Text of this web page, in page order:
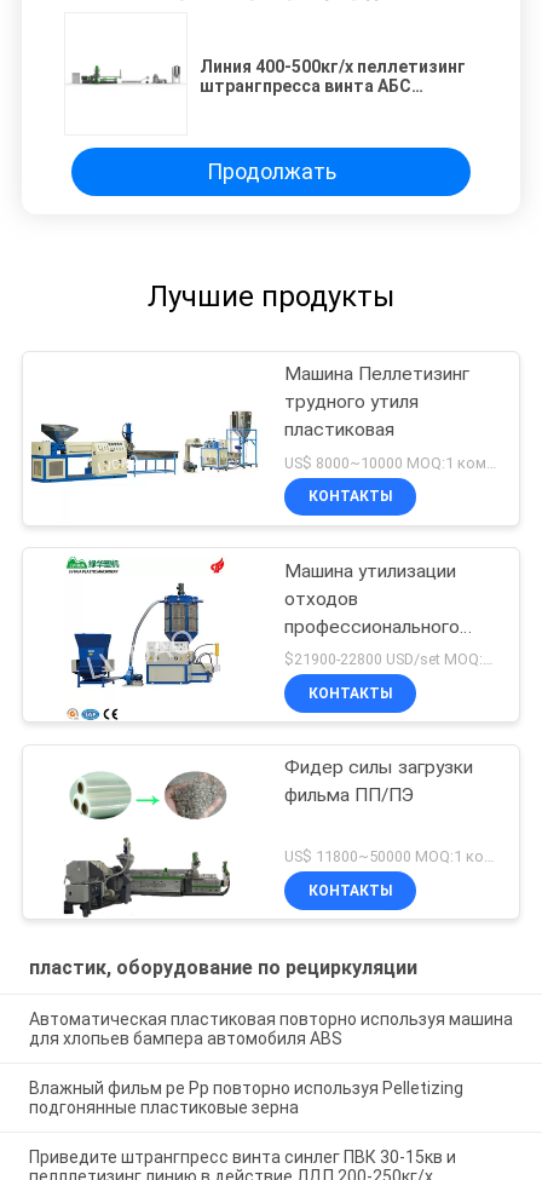
Линия 400-500кг/х пеллетизинг
штрангпресса винта АБС
длинный.
Продолжать
Лучшие продукты
Машина Пеллетизинг
трудного утиля
пластиковая
КОНТАКТЫ
Машина утилизации
отходов
профессионального
завода пластиковая
$21900-22800 USD/set MOQ:1 комплект
КОНТАКТЫ
Фидер силы загрузки
фильма ПП/ПЭ
US$ 11800~50000 MOQ:1 комплект
КОНТАКТЫ
пластик, оборудование по рециркуляции
Автоматическая пластиковая повторно используя машина
для хлопьев бампера автомобиля ABS
Влажный фильм pe Pp повторно используя Pelletizing
подгонянные пластиковые зерна
Приведите штрангпресс винта синлег ПВК 30-15кв и
пелллетизинг линию в действие ЛДП 200-250кг/х